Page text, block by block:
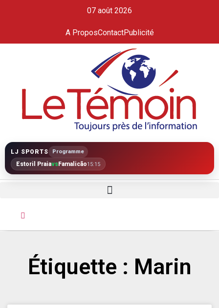
07 août 2026
A ProposContactPublicité
LJ SPORTS Programme
Estoril PraiavsFamalicão15:15
Étiquette : Marin